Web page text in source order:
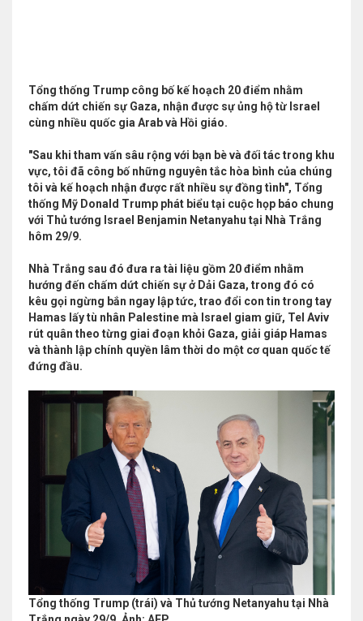
Tổng thống Trump công bố kế hoạch 20 điểm nhằm
chấm dứt chiến sự Gaza, nhận được sự ủng hộ từ Israel
cùng nhiều quốc gia Arab và Hồi giáo.
"Sau khi tham vấn sâu rộng với bạn bè và đối tác trong khu
vực, tôi đã công bố những nguyên tắc hòa bình của chúng
tôi và kế hoạch nhận được rất nhiều sự đồng tình", Tổng
thống Mỹ Donald Trump phát biểu tại cuộc họp báo chung
với Thủ tướng Israel Benjamin Netanyahu tại Nhà Trắng
hôm 29/9.
Nhà Trắng sau đó đưa ra tài liệu gồm 20 điểm nhằm
hướng đến chấm dứt chiến sự ở Dải Gaza, trong đó có
kêu gọi ngừng bắn ngay lập tức, trao đổi con tin trong tay
Hamas lấy tù nhân Palestine mà Israel giam giữ, Tel Aviv
rút quân theo từng giai đoạn khỏi Gaza, giải giáp Hamas
và thành lập chính quyền lâm thời do một cơ quan quốc tế
đứng đầu.
Tổng thống Trump (trái) và Thủ tướng Netanyahu tại Nhà